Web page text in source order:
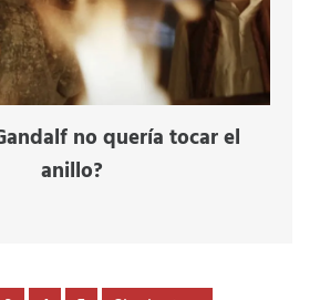
no quería tocar el
anillo?